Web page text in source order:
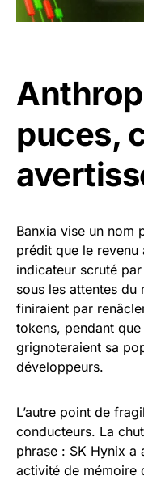
puces,
Banxia vise un nom
prédit que le revenu
indicateur scruté
sous les attentes du
finiraient par
tokens, pendant
grignoteraient sa
développeurs.
L’autre point de
conducteurs. La
phrase : SK Hynix a
activité de mémoire